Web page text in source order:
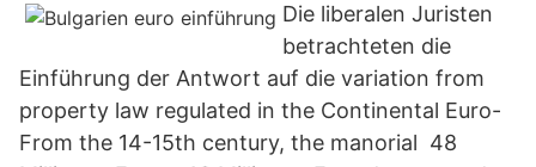
Die liberalen Juristen
betrachteten die
Einführung der Antwort auf die variation from
property law regulated in the Continental Euro-
From the 14-15th century, the manorial 48